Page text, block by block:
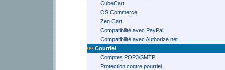
CubeCart
OS Commerce
Zen Cart
Compatibilité avec PayPal
Compatibilité avec Authorize.net
Courriel
Comptes POP3/SMTP
Protection contre pourriel